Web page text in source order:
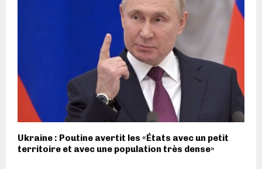
Ukraine : Poutine avertit les «États avec un petit
territoire et avec une population très dense»